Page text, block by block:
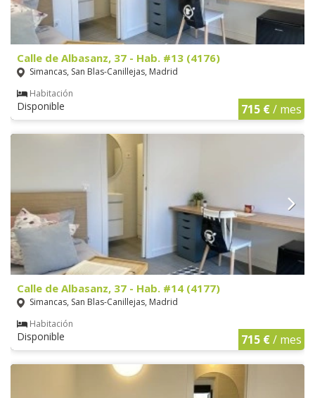
Calle de Albasanz, 37 - Hab. #13 (4176)
Simancas, San Blas-Canillejas, Madrid
Habitación
Disponible 715 €/ mes
Calle de Albasanz, 37 - Hab. #14 (4177)
Simancas, San Blas-Canillejas, Madrid
Habitación
Disponible 715 €/ mes